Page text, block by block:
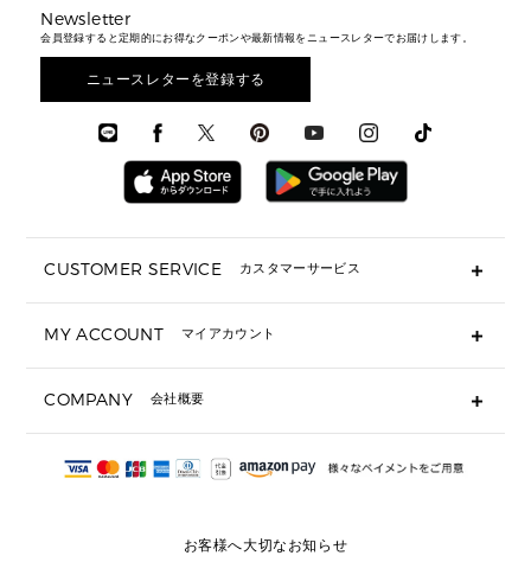
ウェア
アクセサリー
メンズ バッグ
メンズ 財布・小物
メンズ シューズ
メンズ ウェア
メンズ 時計・その他
メンズ財布・小物
メンズアクセサリー
メンズウェア
3 IN 1 / 2 IN 1 バッグ
▶ メンズすべて
▶ メンズすべて
▶ バッグすべて
通勤・通学アイテム
3 IN 1 バッグ
ミニ財布・フラグメントケース
▶ 小物すべて
定期ケース・カードケース・名刺入れ
スニーカー
▶ ウェア
財布・小物
時計・ジュエリー
アクセサリー
エディターレビュー
Newsletter
会員登録すると定期的にお得なクーポンや最新情報をニュースレターでお届けします。
ニュースレターを登録する
CUSTOMER SERVICE カスタマーサービス
ギフト用にラッピングができますか？
ショッピングバッグを購入商品分送ってもらえますか？
注文後に完了メールが受信できないのですが？
サイズ交換はできますか？
MY ACCOUNT マイアカウント
COMPANY 会社概要
会社概要
お客様へ大切なお知らせ